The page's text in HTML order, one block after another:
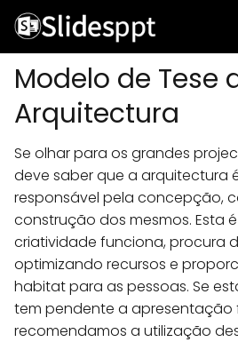
Modelo de Tese
Arquitectura
Se olhar para os grandes
deve saber que a arquitectura
responsável pela concepção,
construção dos mesmos. Esta
criatividade funciona, procura
optimizando recursos e
habitat para as pessoas. Se
tem pendente a apresentação
recomendamos a utilização